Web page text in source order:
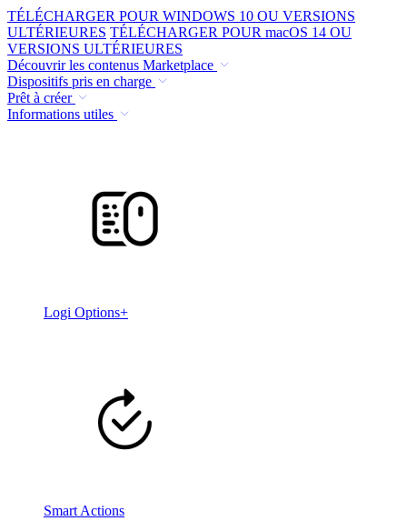
TÉLÉCHARGER POUR WINDOWS 10 OU VERSIONS
ULTÉRIEURES TÉLÉCHARGER POUR macOS 14 OU
VERSIONS ULTÉRIEURES
Découvrir les contenus Marketplace
Dispositifs pris en charge
Prêt à créer
Informations utiles
Logi Options+
Smart Actions